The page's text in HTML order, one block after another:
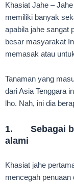
Khasiat Jahe –
memiliki banyak
apabila jahe sangat
besar masyarakat
memasak atau
Tanaman yang
dari Asia Tenggara
lho. Nah, ini dia
1. Sebagai
alami
Khasiat jahe
mencegah penuaan